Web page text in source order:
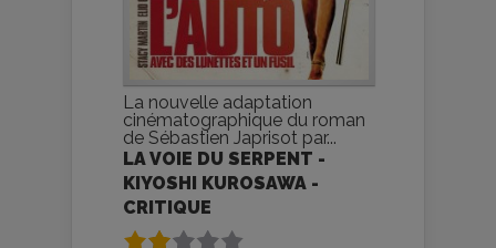
La nouvelle adaptation
cinématographique du roman
de Sébastien Japrisot par...
LA VOIE DU SERPENT -
KIYOSHI KUROSAWA -
CRITIQUE